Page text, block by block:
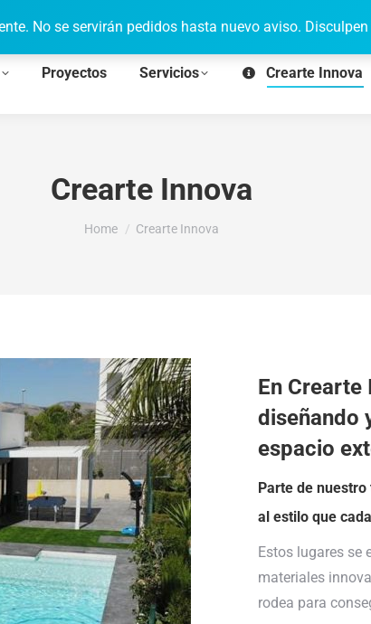
No se servirán pedidos hasta nuevo aviso.
Proyectos Servicios Crearte Innova
Crearte Innova
You are here:
Home Crearte Innova
En Crearte
diseñando
espacio
Parte de
al estilo que
Estos lugares se
materiales
rodea para